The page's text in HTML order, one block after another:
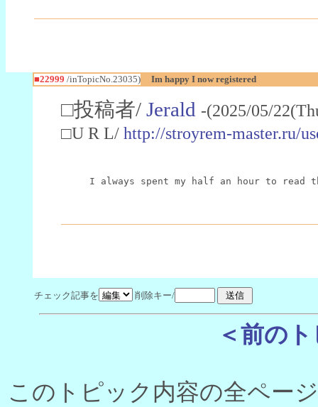
■22999 /inTopicNo.23035) Im happy I now registered
□投稿者/ Jerald -(2025/05/
□U R L/ http://stroyrem-master.ru/
I always spent my half an hour to
チェック記事を 削除キー/
＜前の
このトピック内容の全ペー